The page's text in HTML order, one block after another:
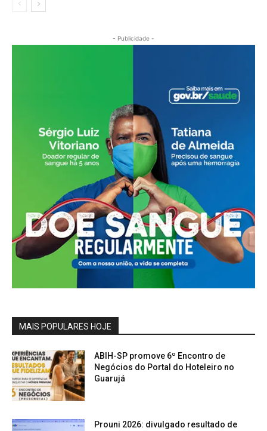
- Publicidade -
MAIS POPULARES HOJE
ABIH-SP promove 6º Encontro de
Negócios do Portal do Hoteleiro no
Guarujá
Prouni 2026: divulgado resultado de